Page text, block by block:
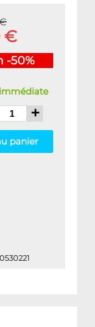
€
-50%
+
panier